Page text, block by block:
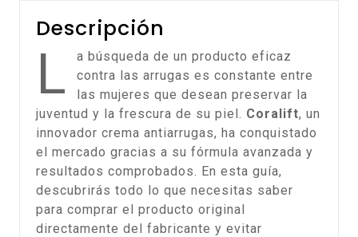
Descripción
L
a búsqueda de un producto eficaz
contra las arrugas es constante entre
las mujeres que desean preservar la
juventud y la frescura de su piel. Coralift, un
innovador crema antiarrugas, ha conquistado
el mercado gracias a su fórmula avanzada y
resultados comprobados. En esta guía,
descubrirás todo lo que necesitas saber
para comprar el producto original
directamente del fabricante y evitar